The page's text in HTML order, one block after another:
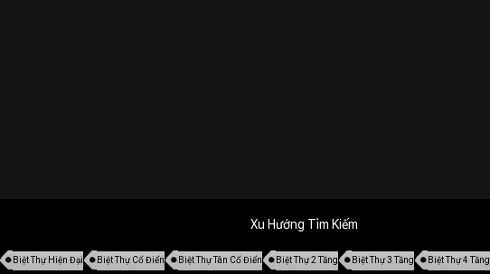
Xu Hướng Tìm Kiếm
Biệt Thự Hiện Đại Biệt Thự Cổ Điển Biệt Thự Tân Cổ Điển Biệt Thự 2 Tầng Biệt Thự 3 Tầng Biệt Thự 4 Tầng